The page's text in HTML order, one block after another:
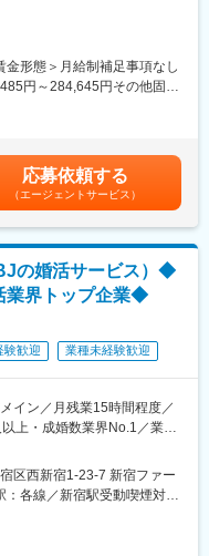
囲気、お客様の趣味趣向、
約2週間前）、ドレスの納品
クを重ね、結婚式会場に衣
た世界トップクラスのデザイ
プロとしてお客様にラグジ
るため、海外の雑誌から世
。初回～最終フィッティン
。
、最優秀賞は現実化
形態＞月給制補足事項なし
円～284,645円その他固定
験・年齢により給与は変動す
（3月）■賞与：年2回（2、
あくまでも目安の金額であ
ります。月給(月額)は固定手
応募依頼する
（エージェントサービス）
の婚活サービス）◆
業界トップ企業◆
験歓迎 業種未経験歓迎
イン／月残業15時間程度／
上・成婚数業界No.1／業界
婦層、副業希望者、法人な
を提案します。
わせいただいた方への提
区西新宿1-23-7 新宿ファー
：各線／新宿駅受動喫煙対
定める事業所